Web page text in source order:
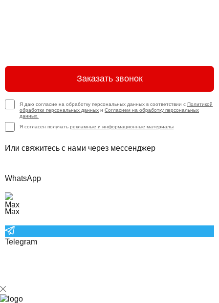
Заказать звонок
Я даю согласие на обработку персональных данных в соответствии с Политикой
обработки персональных данных и Согласием на обработку персональных
данных.
Я согласен получать рекламные и информационные материалы
Или свяжитесь с нами через мессенджер
WhatsApp
Max
Telegram